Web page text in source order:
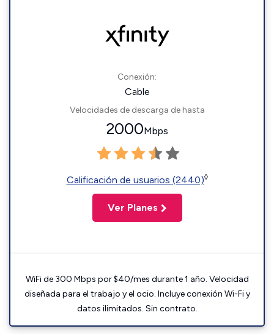
Conexión:
Cable
Velocidades de descarga de hasta
2000Mbps
Calificación de usuarios (2440)◊
Ver Planes
WiFi de 300 Mbps por $40/mes durante 1 año. Velocidad
diseñada para el trabajo y el ocio. Incluye conexión Wi-Fi y
datos ilimitados. Sin contrato.